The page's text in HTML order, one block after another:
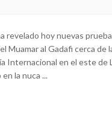
revelado hoy nuevas
Muamar al Gadafi cerca
Internacional en el este de
la nuca ...